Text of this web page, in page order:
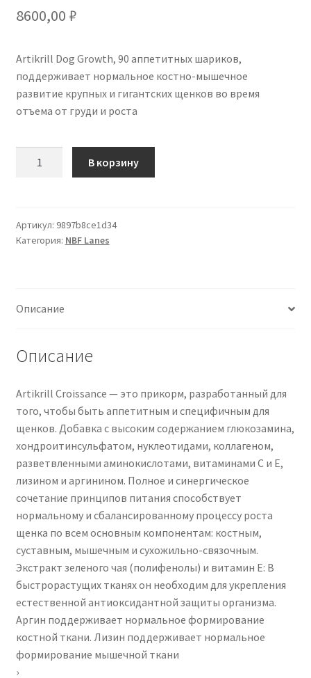
8600,00 ₽
Artikrill Dog Growth, 90 аппетитных шариков,
поддерживает нормальное костно-мышечное
развитие крупных и гигантских щенков во время
отъема от груди и роста
|
Artikrill
Appetible
the
Osteo-
Muscular
Development
of
Large
and
Giant
Puppy
During
Weaning
and
Growth
В корзину
Артикул: 9897b8ce1d34
Категория: NBF Lanes
Описание
Описание
Artikrill Croissance — это прикорм, разработанный для
того, чтобы быть аппетитным и специфичным для
щенков. Добавка с высоким содержанием глюкозамина,
хондроитинсульфатом, нуклеотидами, коллагеном,
разветвленными аминокислотами, витаминами C и E,
лизином и аргинином. Полное и синергическое
сочетание принципов питания способствует
нормальному и сбалансированному процессу роста
щенка по всем основным компонентам: костным,
суставным, мышечным и сухожильно-связочным.
Экстракт зеленого чая (полифенолы) и витамин Е: В
быстрорастущих тканях он необходим для укрепления
естественной антиоксидантной защиты организма.
Аргин поддерживает нормальное формирование
костной ткани. Лизин поддерживает нормальное
формирование мышечной ткани
›